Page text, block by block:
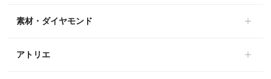
素材・ダイヤモンド
アトリエ